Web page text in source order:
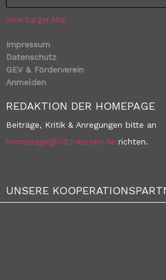
View Larger Map
Impressum
Datenschutz
GEV & Förderverein
Anmelden
REDAKTION DER HOMEPAGE
Beiträge, Kritik & Anregungen bitte an
homepage@fritz-karsen.de richten.
UNSERE